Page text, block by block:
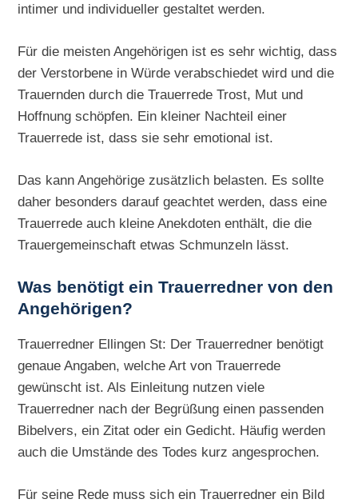
intimer und individueller gestaltet werden.
Für die meisten Angehörigen ist es sehr wichtig, dass
der Verstorbene in Würde verabschiedet wird und die
Trauernden durch die Trauerrede Trost, Mut und
Hoffnung schöpfen. Ein kleiner Nachteil einer
Trauerrede ist, dass sie sehr emotional ist.
Das kann Angehörige zusätzlich belasten. Es sollte
daher besonders darauf geachtet werden, dass eine
Trauerrede auch kleine Anekdoten enthält, die die
Trauergemeinschaft etwas Schmunzeln lässt.
Was benötigt ein Trauerredner von den
Angehörigen?
Trauerredner Ellingen St: Der Trauerredner benötigt
genaue Angaben, welche Art von Trauerrede
gewünscht ist. Als Einleitung nutzen viele
Trauerredner nach der Begrüßung einen passenden
Bibelvers, ein Zitat oder ein Gedicht. Häufig werden
auch die Umstände des Todes kurz angesprochen.
Für seine Rede muss sich ein Trauerredner ein Bild